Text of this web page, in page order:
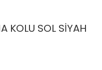
KOLU SOL SİYAH